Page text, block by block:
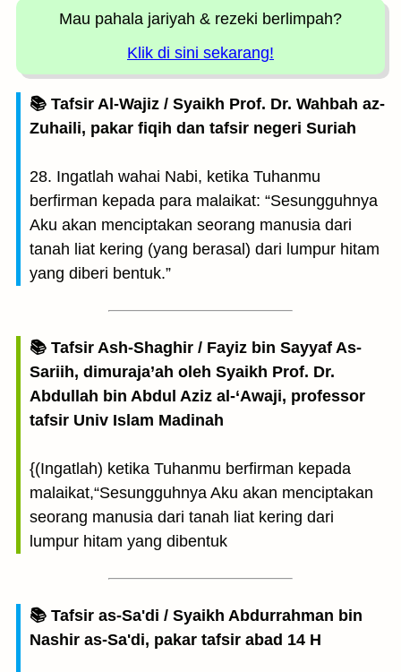
Mau pahala jariyah & rezeki berlimpah?
Klik di sini sekarang!
📚 Tafsir Al-Wajiz / Syaikh Prof. Dr. Wahbah az-
Zuhaili, pakar fiqih dan tafsir negeri Suriah
28. Ingatlah wahai Nabi, ketika Tuhanmu
berfirman kepada para malaikat: “Sesungguhnya
Aku akan menciptakan seorang manusia dari
tanah liat kering (yang berasal) dari lumpur hitam
yang diberi bentuk.”
📚 Tafsir Ash-Shaghir / Fayiz bin Sayyaf As-
Sariih, dimuraja’ah oleh Syaikh Prof. Dr.
Abdullah bin Abdul Aziz al-‘Awaji, professor
tafsir Univ Islam Madinah
{(Ingatlah) ketika Tuhanmu berfirman kepada
malaikat,“Sesungguhnya Aku akan menciptakan
seorang manusia dari tanah liat kering dari
lumpur hitam yang dibentuk
📚 Tafsir as-Sa'di / Syaikh Abdurrahman bin
Nashir as-Sa'di, pakar tafsir abad 14 H